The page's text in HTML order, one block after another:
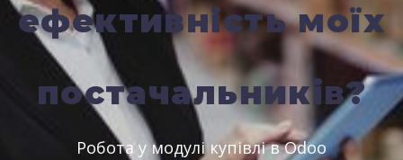
ефективність моїх
постачальників?
Робота у модулі купівлі в Odoo